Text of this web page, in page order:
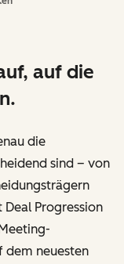
auf die
die
sind – von
Progression
dem neuesten